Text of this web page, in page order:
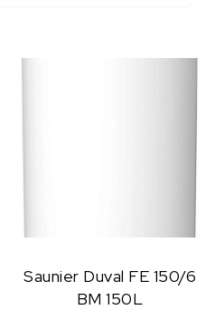
Saunier Duval FE 150/6
BM 150L